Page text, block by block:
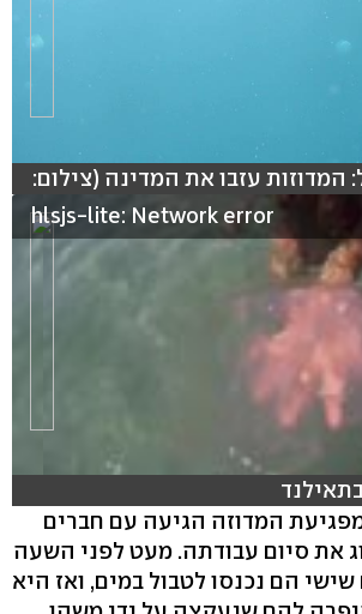
המדוזות עזבו את המדינה (צילום:
hlsjs-lite: Network error
המדוזה הגיעה עם חברים
את סיום עבודתה. מעט לפני השעה
הם נכנסו לטבול במים, ואז היא